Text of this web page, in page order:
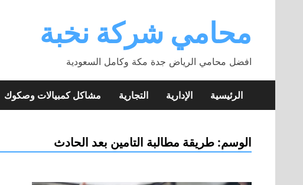
contentمحامي شركة نخبة
افضل محامي الرياض جدة مكة وكامل السعودية
الرئيسية الإدارية التجارية مشاكل كمبيالات وصكوك
الوسم: طريقة مطالبة التامين بعد الحادث